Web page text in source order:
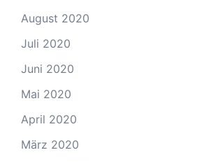
August 2020
Juli 2020
Juni 2020
Mai 2020
April 2020
März 2020